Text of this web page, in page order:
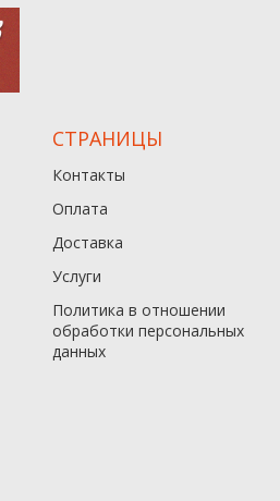
СТРАНИЦЫ
Контакты
Оплата
Доставка
Услуги
Политика в отношении
обработки персональных
данныx